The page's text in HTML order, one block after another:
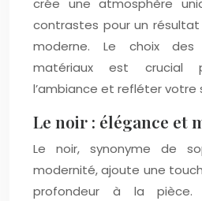
crée une atmosphère
contrastes pour un
moderne. Le choix
matériaux est crucial
l’ambiance et refléter votre
Le noir : élégance et
Le noir, synonyme de
modernité, ajoute une
profondeur à la pièce.